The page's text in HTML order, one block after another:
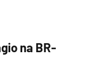
na BR-